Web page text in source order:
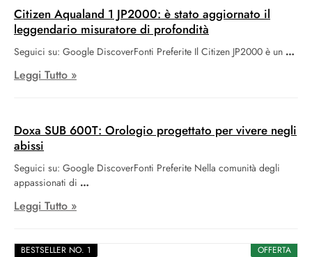
OFFERTA
BESTSELLER NO. 1
Citizen Aqualand 1 JP2000: è stato aggiornato il
leggendario misuratore di profondità
Seguici su: Google DiscoverFonti Preferite Il Citizen JP2000 è un
Leggi Tutto »
Doxa SUB 600T: Orologio progettato per vivere negli
abissi
Seguici su: Google DiscoverFonti Preferite Nella comunità degli
appassionati di
Leggi Tutto »